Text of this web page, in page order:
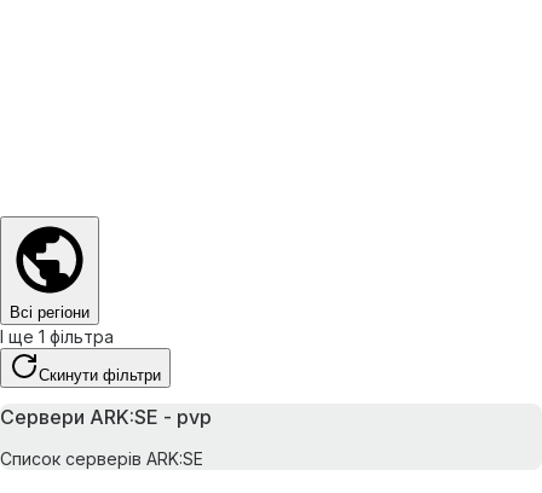
Всі регіони
І ще 1 фільтра
Скинути фільтри
Сервери ARK:SE - pvp
Список серверів ARK:SE